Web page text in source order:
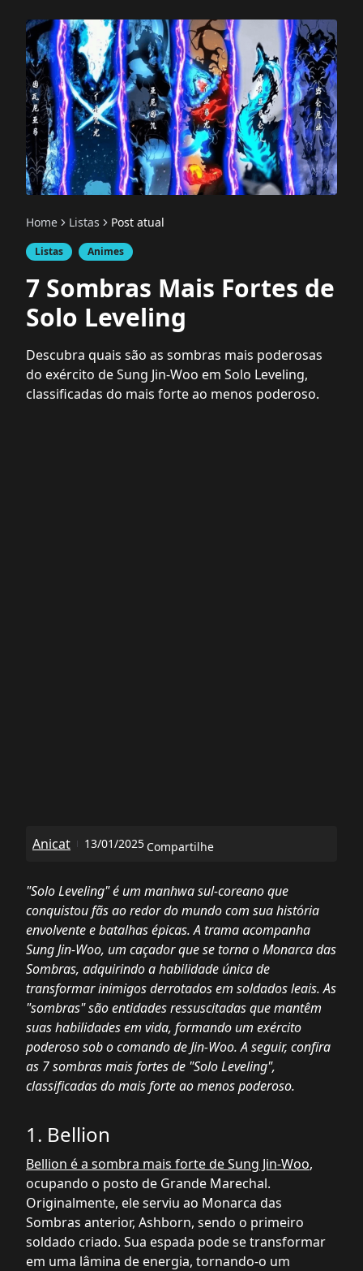
Home Listas Post atual
Listas Animes
7 Sombras Mais Fortes de
Solo Leveling
Descubra quais são as sombras mais poderosas
do exército de Sung Jin-Woo em Solo Leveling,
classificadas do mais forte ao menos poderoso.
Anicat 13/01/2025 Compartilhe
"Solo Leveling" é um manhwa sul-coreano que
conquistou fãs ao redor do mundo com sua história
envolvente e batalhas épicas. A trama acompanha
Sung Jin-Woo, um caçador que se torna o Monarca das
Sombras, adquirindo a habilidade única de
transformar inimigos derrotados em soldados leais. As
"sombras" são entidades ressuscitadas que mantêm
suas habilidades em vida, formando um exército
poderoso sob o comando de Jin-Woo. A seguir, confira
as 7 sombras mais fortes de "Solo Leveling",
classificadas do mais forte ao menos poderoso.
1. Bellion
Bellion é a sombra mais forte de Sung Jin-Woo,
ocupando o posto de Grande Marechal.
Originalmente, ele serviu ao Monarca das
Sombras anterior, Ashborn, sendo o primeiro
soldado criado. Sua espada pode se transformar
em uma lâmina de energia, tornando-o um